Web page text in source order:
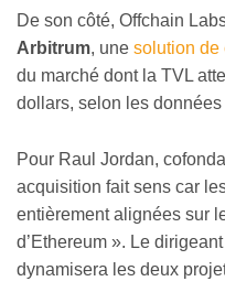
De son côté, Offchain
Arbitrum, une solution de
du marché dont la TVL
dollars, selon les
Pour Raul Jordan,
acquisition fait sens car
entièrement alignées sur
d’Ethereum ». Le
dynamisera les deux